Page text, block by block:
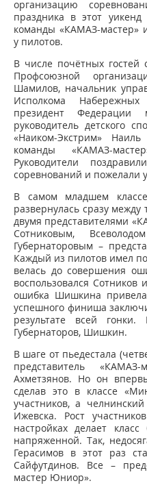
организацию
праздника в этот уикенд
команды «КАМАЗ-мастер»
у пилотов.
В числе почётных гостей
Профсоюзной
Шамилов, начальник
Исполкома
президент Федерации
руководитель детского
«Наиком-Экстрим» Наиль
команды «КАМАЗ-
Руководители
соревнований и пожелали
В самом младшем
развернулась сразу
двумя представителями
Сотниковым,
Губернаторовым –
Каждый из пилотов имел
велась до совершения
воспользовался Сотников
ошибка Шишкина
успешного финиша
результате всей гонки.
Губернаторов, Шишкин.
В шаге от пьедестала
представитель
Ахметзянов. Но он
сделав это в классе
участников, а
Ижевска. Рост
настройках делает
напряженной. Так,
Герасимов в этот раз
Сайфутдинов. Все –
мастер Юниор».